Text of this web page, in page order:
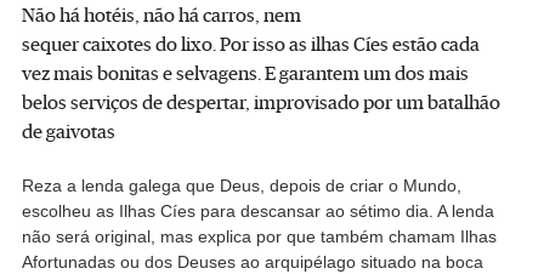
Não há hotéis, não há carros, nem
sequer caixotes do lixo. Por isso as ilhas Cíes estão cada
vez mais bonitas e selvagens. E garantem um dos mais
belos serviços de despertar, improvisado por um batalhão
de gaivotas
Reza a lenda galega que Deus, depois de criar o Mundo,
escolheu as Ilhas Cíes para descansar ao sétimo dia. A lenda
não será original, mas explica por que também chamam Ilhas
Afortunadas ou dos Deuses ao arquipélago situado na boca